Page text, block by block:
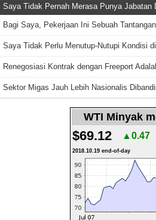
Saya Tidak Pernah Merasa Punya Jabatan
Bagi Saya, Pekerjaan Ini Sebuah Tantangan
Saya Tidak Perlu Menutup-Nutupi Kondisi
Renegosiasi Kontrak dengan Freeport
Sektor Migas Jauh Lebih Nasionalis
WTI Minyak
$69.12 ▲0.47
2018.10.19 end-of-day